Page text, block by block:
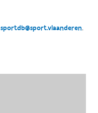
sportdb@sport.vlaanderen.